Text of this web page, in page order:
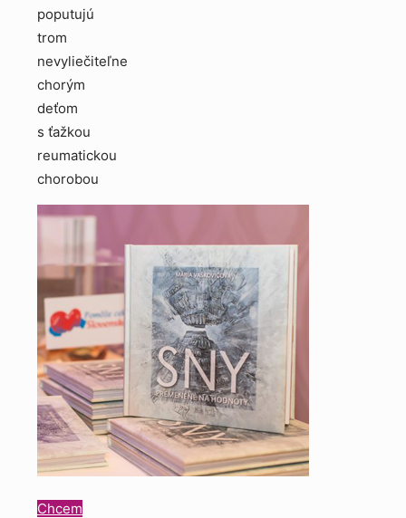
poputujú
trom
nevyliečiteľne
chorým
deťom
s ťažkou
reumatickou
chorobou
Chcem